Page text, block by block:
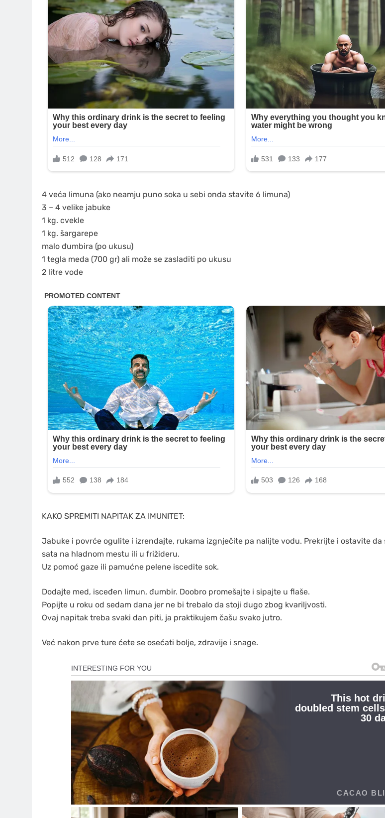
4 veća limuna (ako neamju puno soka u sebi onda stavite 6 limuna)
3 – 4 velike jabuke
1 kg. cvekle
1 kg. šargarepe
malo đumbira (po ukusu)
1 tegla meda (700 gr) ali može se zasladiti po ukusu
2 litre vode
KAKO SPREMITI NAPITAK ZA IMUNITET:
Jabuke i povrće ogulite i izrendajte, rukama izgnječite pa nalijte vodu. Prekrijte i ostavite da
sata na hladnom mestu ili u frižideru.
Uz pomoć gaze ili pamućne pelene iscedite sok.
Dodajte med, isceđen limun, đumbir. Doobro promešajte i sipajte u flaše.
Popijte u roku od sedam dana jer ne bi trebalo da stoji dugo zbog kvariljvosti.
Ovaj napitak treba svaki dan piti, ja praktikujem čašu svako jutro.
Već nakon prve ture ćete se osećati bolje, zdravije i snage.